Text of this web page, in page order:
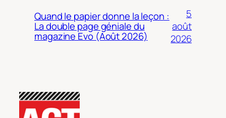
Quand le papier donne la leçon :
La double page géniale du
magazine Evo (Août 2026)
5
août
2026